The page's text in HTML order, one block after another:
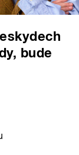
bude